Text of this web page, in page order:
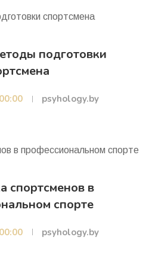
подготовки
psyhology.by
спортсменов в
спорте
psyhology.by